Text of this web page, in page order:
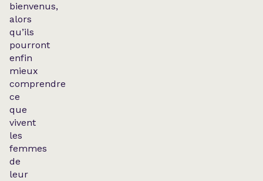
bienvenus,
alors
qu’ils
pourront
enfin
mieux
comprendre
ce
que
vivent
les
femmes
de
leur